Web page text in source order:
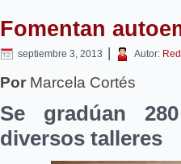
Fomentan
septiembre 3, 2013 | Autor:
Por Marcela Cortés
Se gradúan
diversos talleres